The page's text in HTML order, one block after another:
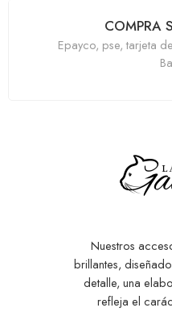
COMPRA
Epayco, pse, tarjeta
Nuestros
brillantes,
detalle, una
refleja el